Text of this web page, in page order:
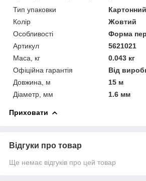
Тип упаковки
Колір
Жовтий
Особливості
Форма
Артикул
5621021
Маса, кг
0.043 кг
Офіційна гарантія
Від
Довжина, м
15 м
Діаметр, мм
1.6 мм
Приховати
Відгуки про товар
Ще немає відгуків про цей товар